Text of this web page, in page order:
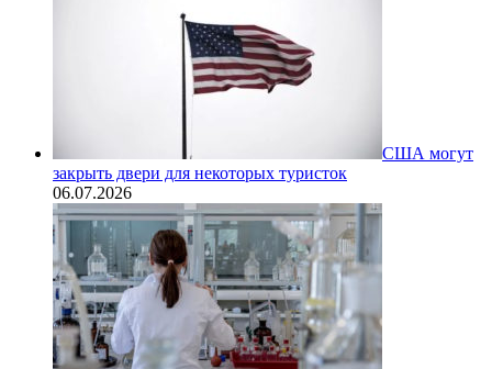
США могут
закрыть двери для некоторых туристок
06.07.2026